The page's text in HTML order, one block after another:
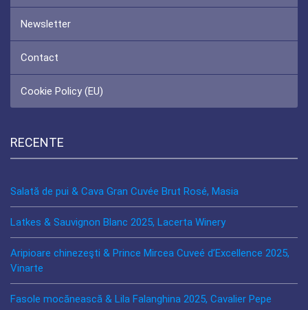
Newsletter
Contact
Cookie Policy (EU)
RECENTE
Salată de pui & Cava Gran Cuvée Brut Rosé, Masia
Latkes & Sauvignon Blanc 2025, Lacerta Winery
Aripioare chinezeşti & Prince Mircea Cuveé d’Excellence 2025,
Vinarte
Fasole mocănească & Lila Falanghina 2025, Cavalier Pepe